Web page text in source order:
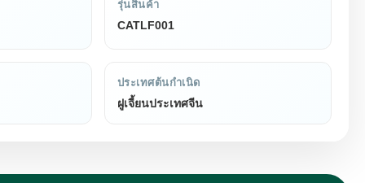
รุ่นสินค้า
CATLF001
ประเทศต้นกำเนิด
ฝูเจี้ยนประเทศจีน